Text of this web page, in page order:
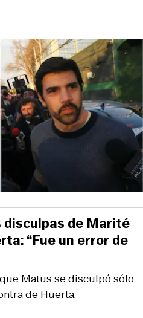
Matus se disculpó sólo
de Huerta.
de Marité
“Fue un error de